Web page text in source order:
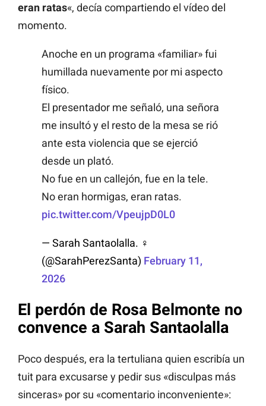
eran ratas«, decía compartiendo el vídeo del
momento.
Anoche en un programa «familiar» fui
humillada nuevamente por mi aspecto
físico.
El presentador me señaló, una señora
me insultó y el resto de la mesa se rió
ante esta violencia que se ejerció
desde un plató.
No fue en un callejón, fue en la tele.
No eran hormigas, eran ratas.
pic.twitter.com/VpeujpD0L0
— Sarah Santaolalla. ♀
(@SarahPerezSanta) February 11,
2026
El perdón de Rosa Belmonte no
convence a Sarah Santaolalla
Poco después, era la tertuliana quien escribía un
tuit para excusarse y pedir sus «disculpas más
sinceras» por su «comentario inconveniente»: